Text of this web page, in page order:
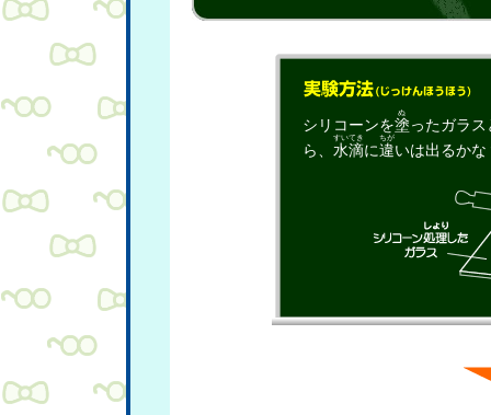
シリコーンを塗
ぬ
ったガラ
ら、 水滴
すいてき
に違
ちが
いは出るかな